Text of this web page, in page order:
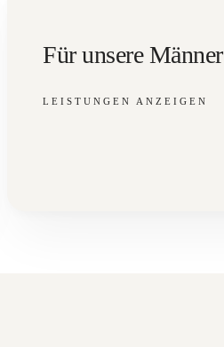
Für unsere Männer
LEISTUNGEN ANZEIGEN